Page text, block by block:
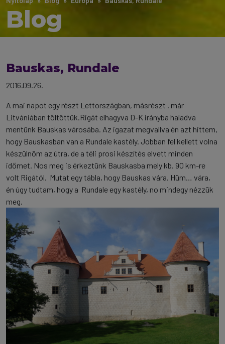
Blog
Bauskas, Rundale
2016.09.26.
A mai napot egy részt Lettországban, másrészt , már
Litvániában töltöttük.Rigát elhagyva D-K irányba haladva
mentünk Bauskas városába. Az igazat megvallva én azt hittem,
hogy Bauskasban van a Rundale kastély. Jobban fel kellett volna
készülnöm az útra, de a téli prosi készítés elvett minden
időmet. Nos meg is érkeztünk Bauskasba mely kb. 90 km-re
volt Rigától. Mutat egy tábla, hogy Bauskas vára. Hüm… vára,
én úgy tudtam, hogy a Rundale egy kastély, no mindegy nézzük
meg.